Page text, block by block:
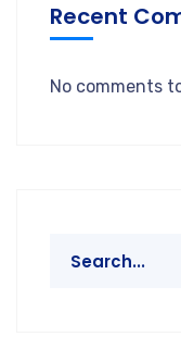
Recent
No comments